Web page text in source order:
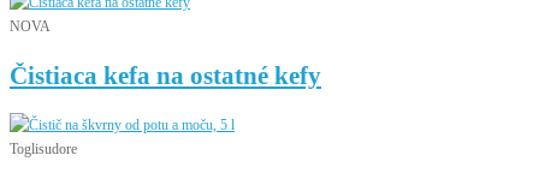
NOVA
Čistiaca kefa na ostatné kefy
Toglisudore